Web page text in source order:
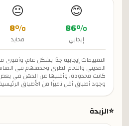
😊
86%
إيجابي
😐
8%
محايد
التقييمات إيجابية جدًا بشكل عام، وأقوى
المديني واللحم الطري وخدمتهم في
كانت محدودة، وأغلبها عن الدهن في بعض
وجود أطباق أقل تميزًا من الأطباق
⭐الزبدة